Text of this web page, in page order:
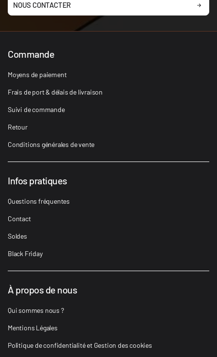
NOUS CONTACTER
Commande
Moyens de paiement
Frais de port & délais de livraison
Suivi de commande
Retour
Conditions générales de vente
Infos pratiques
Questions fréquentes
Contact
Soldes
Black Friday
À propos de nous
Qui sommes nous ?
Mentions Légales
Politique de confidentialité et Gestion des cookies